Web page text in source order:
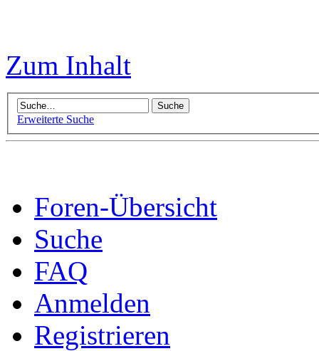
Zum Inhalt
Erweiterte Suche
Foren-Übersicht
Suche
FAQ
Anmelden
Registrieren